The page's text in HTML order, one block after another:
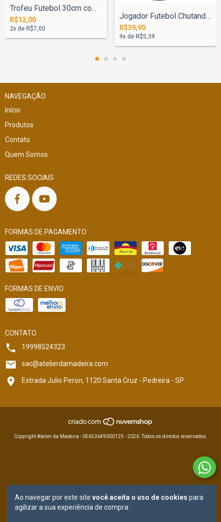
Ao navegar por este site você aceita o uso de cookies para
agilizar a sua experiência de compra.
Trofeu Futebol 30cm com Base
R$12,00
2x de R$7,00
Jogador Futebol Chutando 65cm Base
R$39,90
9x de R$5,39
NAVEGAÇÃO
Início
Produtos
Contato
Quem Somos
REDES SOCIAIS
FORMAS DE PAGAMENTO
FORMAS DE ENVIO
CONTATO
19998524323
sac@atelierdamadeira.com
Estrada Julio Peron, 1120 Santa Cruz - Pedreira - SP
Copyright Atelier da Madeira - 05653649000125 - 2026. Todos os direitos reservados.